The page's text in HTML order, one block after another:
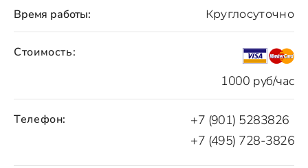
Стоимость:
1000 руб/час
Время работы: Круглосуточно
Телефон:
+7 (901) 5283826
+7 (495) 728-3826